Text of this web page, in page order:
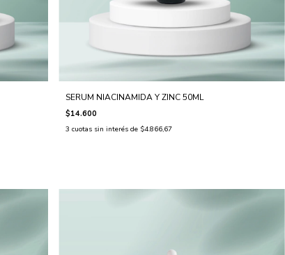
SERUM NIACINAMIDA Y ZINC 50ML
$14.600
3 cuotas sin interés de $4.866,67